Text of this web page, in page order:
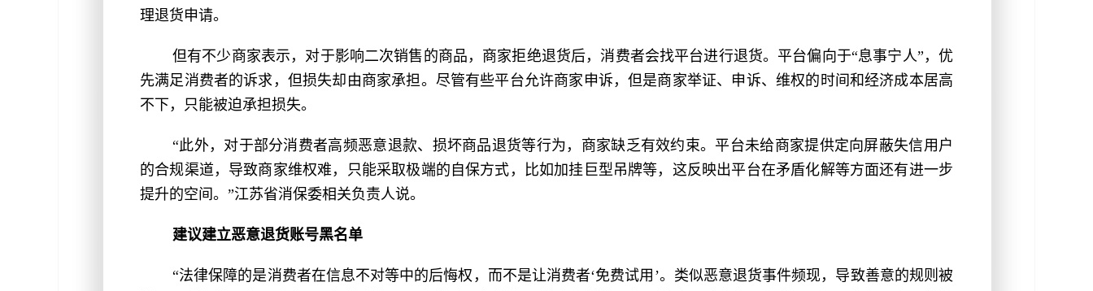
理退货申请。
但有不少商家表示，对于影响二次销售的商品，商家拒绝退货后，消费者会找平台进行退货。平台偏向于“息事宁人”，优
先满足消费者的诉求，但损失却由商家承担。尽管有些平台允许商家申诉，但是商家举证、申诉、维权的时间和经济成本居高
不下，只能被迫承担损失。
“此外，对于部分消费者高频恶意退款、损坏商品退货等行为，商家缺乏有效约束。平台未给商家提供定向屏蔽失信用户
的合规渠道，导致商家维权难，只能采取极端的自保方式，比如加挂巨型吊牌等，这反映出平台在矛盾化解等方面还有进一步
提升的空间。”江苏省消保委相关负责人说。
建议建立恶意退货账号黑名单
“法律保障的是消费者在信息不对等中的后悔权，而不是让消费者‘免费试用’。类似恶意退货事件频现，导致善意的规则被